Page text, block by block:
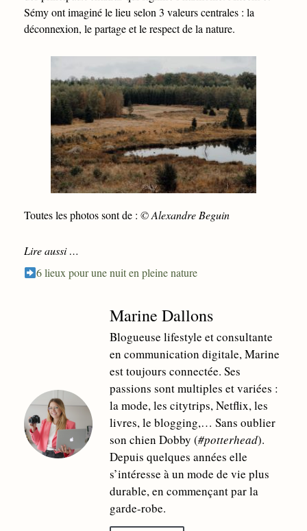
Sémy ont imaginé le lieu selon 3 valeurs centrales : la
déconnexion, le partage et le respect de la nature.
Toutes les photos sont de : © Alexandre Beguin
Lire aussi …
6 lieux pour une nuit en pleine nature
Marine Dallons
Blogueuse lifestyle et consultante
en communication digitale, Marine
est toujours connectée. Ses
passions sont multiples et variées :
la mode, les citytrips, Netflix, les
livres, le blogging,… Sans oublier
son chien Dobby (#potterhead).
Depuis quelques années elle
s’intéresse à un mode de vie plus
durable, en commençant par la
garde-robe.